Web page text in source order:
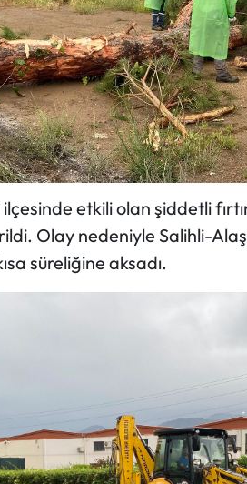
etkili olan şiddetli
Olay nedeniyle Salihli-
süreliğine aksadı.